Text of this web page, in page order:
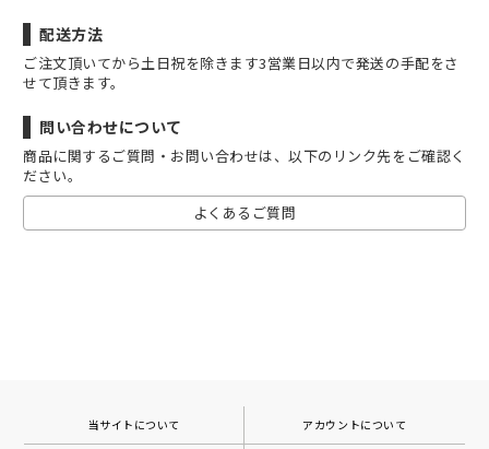
配送方法
ご注文頂いてから土日祝を除きます3営業日以内で発送の手配をさ
せて頂きます。
問い合わせについて
商品に関するご質問・お問い合わせは、以下のリンク先をご確認く
ださい。
よくあるご質問
当サイトについて アカウントについて